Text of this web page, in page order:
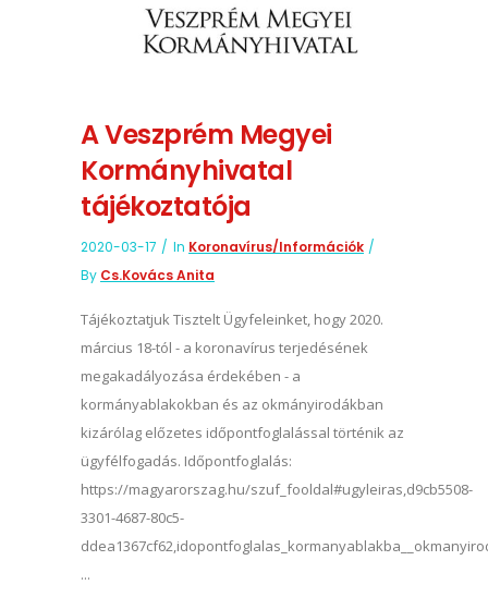
A Veszprém Megyei
Kormányhivatal
tájékoztatója
2020-03-17 In Koronavírus/információk
By Cs.Kovács Anita
Tájékoztatjuk Tisztelt Ügyfeleinket, hogy 2020.
március 18-tól - a koronavírus terjedésének
megakadályozása érdekében - a
kormányablakokban és az okmányirodákban
kizárólag előzetes időpontfoglalással történik az
ügyfélfogadás. Időpontfoglalás:
https://magyarorszag.hu/szuf_fooldal#ugyleiras,d9cb5508-
3301-4687-80c5-
...